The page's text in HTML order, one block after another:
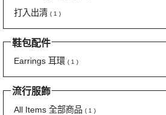
打入出清 ( 1 )
鞋包配件
Earrings 耳環 ( 1 )
流行服飾
All Items 全部商品 ( 1 )